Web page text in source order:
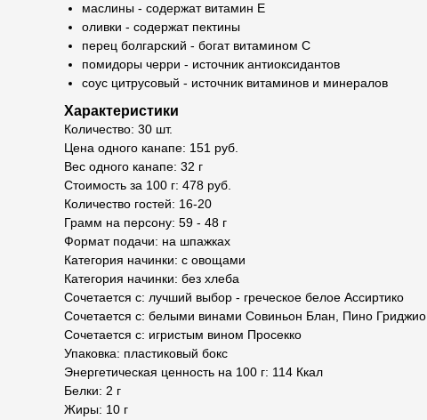
маслины - содержат витамин Е
оливки - содержат пектины
перец болгарский - богат витамином С
помидоры черри - источник антиоксидантов
соус цитрусовый - источник витаминов и минералов
Характеристики
Количество: 30 шт.
Цена одного канапе: 151 руб.
Вес одного канапе: 32 г
Стоимость за 100 г: 478 руб.
Количество гостей: 16-20
Грамм на персону: 59 - 48 г
Формат подачи: на шпажках
Категория начинки: с овощами
Категория начинки: без хлеба
Сочетается с: лучший выбор - греческое белое Ассиртико
Сочетается с: белыми винами Совиньон Блан, Пино Гриджио
Сочетается с: игристым вином Просекко
Упаковка: пластиковый бокс
Энергетическая ценность на 100 г: 114 Ккал
Белки: 2 г
Жиры: 10 г